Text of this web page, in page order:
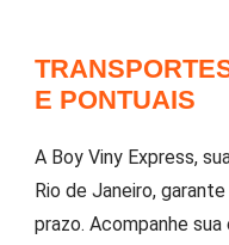
E PONTUAIS
A Boy Viny Express,
Rio de Janeiro,
prazo. Acompanhe